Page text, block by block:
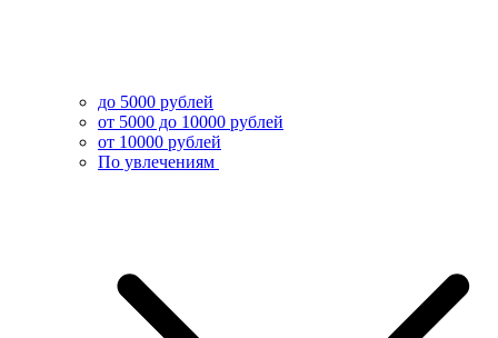
до 5000 рублей
от 5000 до 10000 рублей
от 10000 рублей
По увлечениям